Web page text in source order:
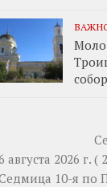
августа 2026 г. (
10-я по